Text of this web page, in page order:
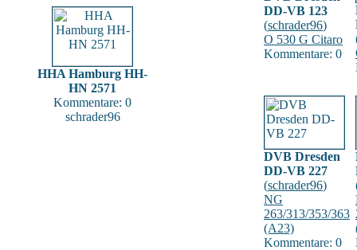
HHA Hamburg HH-
HN 2571
Kommentare: 0
schrader96
DD-VB 123
(schrader96)
O 530 G Citaro
Kommentare: 0
DVB Dresden
DD-VB 227
(schrader96)
NG
263/313/353/363
(A23)
Kommentare: 0